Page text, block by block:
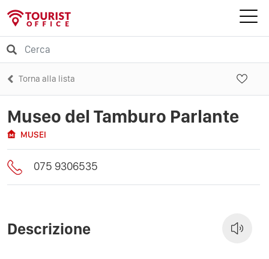
Torna alla lista
Museo del Tamburo Parlante
MUSEI
075 9306535
Descrizione